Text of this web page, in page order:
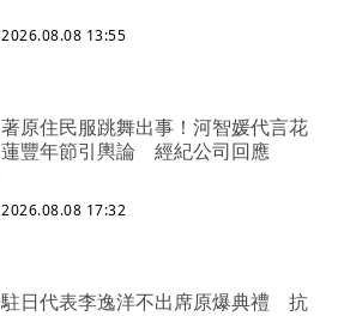
2026.08.08 13:55
著原住民服跳舞出事！河智媛代言花
蓮豐年節引輿論 經紀公司回應
2026.08.08 17:32
駐日代表李逸洋不出席原爆典禮 抗